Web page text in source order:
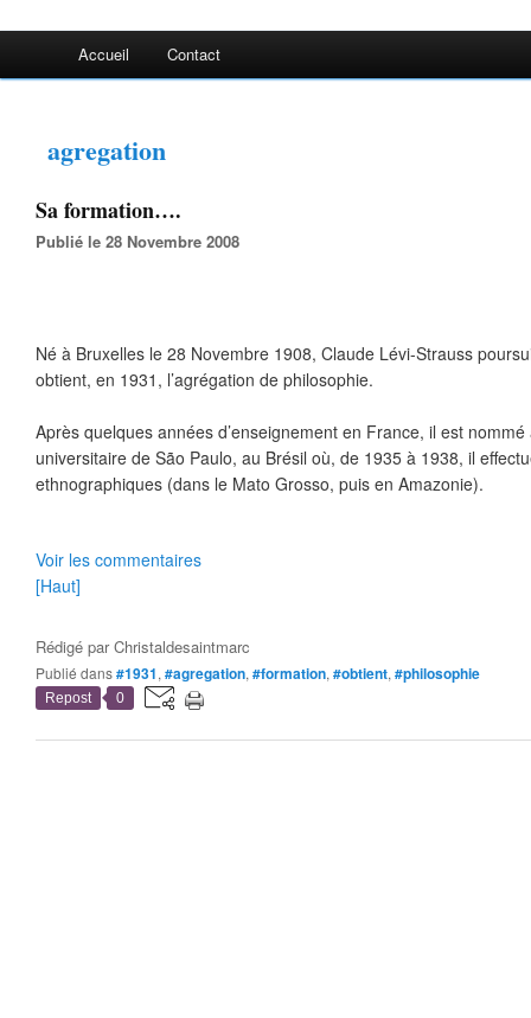
Accueil Contact
agregation
Sa formation….
Publié le 28 Novembre 2008
Né à Bruxelles le 28 Novembre 1908, Claude Lévi-Strauss
obtient, en 1931, l’agrégation de philosophie.
Après quelques années d’enseignement en France, il est
universitaire de São Paulo, au Brésil où, de 1935 à 1938, il
ethnographiques (dans le Mato Grosso, puis en Amazonie).
Voir les commentaires
[Haut]
Rédigé parChristaldesaintmarc
Publié dans#1931, #agregation, #formation, #obtient, #philosophie
Repost 0